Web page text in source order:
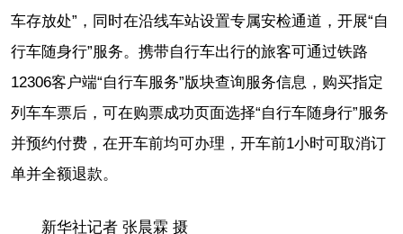
车存放处”，同时在沿线车站设置专属安检通道，开展“自
行车随身行”服务。携带自行车出行的旅客可通过铁路
12306客户端“自行车服务”版块查询服务信息，购买指定
列车车票后，可在购票成功页面选择“自行车随身行”服务
并预约付费，在开车前均可办理，开车前1小时可取消订
单并全额退款。
新华社记者 张晨霖 摄